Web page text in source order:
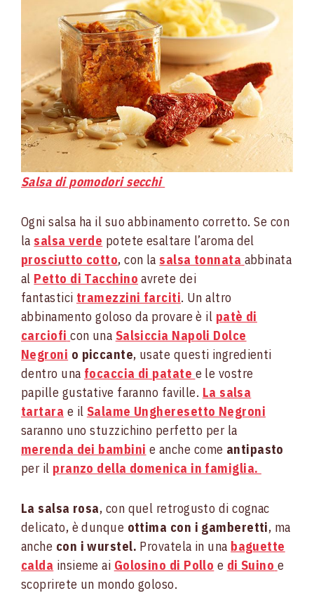
Salsa di pomodori secchi
Ogni salsa ha il suo abbinamento corretto. Se con
la salsa verde potete esaltare l’aroma del
prosciutto cotto, con la salsa tonnata abbinata
al Petto di Tacchino avrete dei
fantastici tramezzini farciti. Un altro
abbinamento goloso da provare è il patè di
carciofi con una Salsiccia Napoli Dolce
Negroni o piccante, usate questi ingredienti
dentro una focaccia di patate e le vostre
papille gustative faranno faville. La salsa
tartara e il Salame Ungheresetto Negroni
saranno uno stuzzichino perfetto per la
merenda dei bambini e anche come antipasto
per il pranzo della domenica in famiglia.
La salsa rosa, con quel retrogusto di cognac
delicato, è dunque ottima con i gamberetti, ma
anche con i wurstel. Provatela in una baguette
calda insieme ai Golosino di Pollo e di Suino e
scoprirete un mondo goloso.